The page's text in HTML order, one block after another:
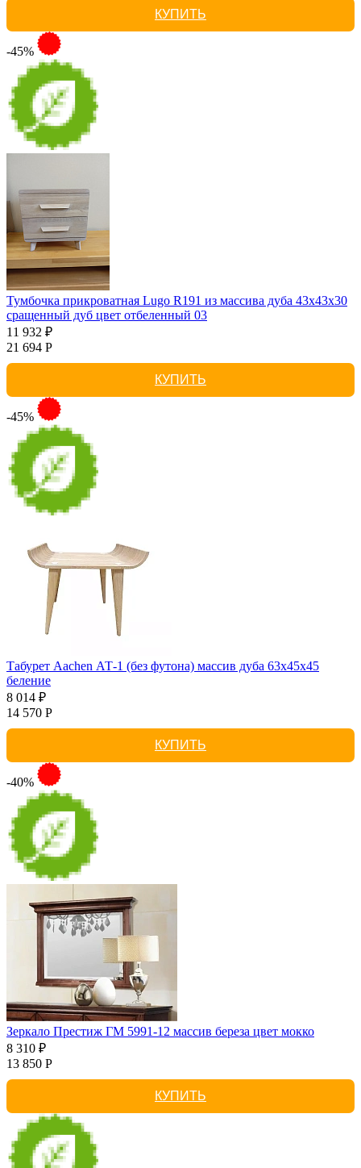
КУПИТЬ
-45%
Тумбочка прикроватная Lugo R191 из массива дуба 43х43х30
сращенный дуб цвет отбеленный 03
11 932 ₽
21 694 Р
КУПИТЬ
-45%
Табурет Aachen АТ-1 (без футона) массив дуба 63х45х45
беление
8 014 ₽
14 570 Р
КУПИТЬ
-40%
Зеркало Престиж ГМ 5991-12 массив береза цвет мокко
8 310 ₽
13 850 Р
КУПИТЬ